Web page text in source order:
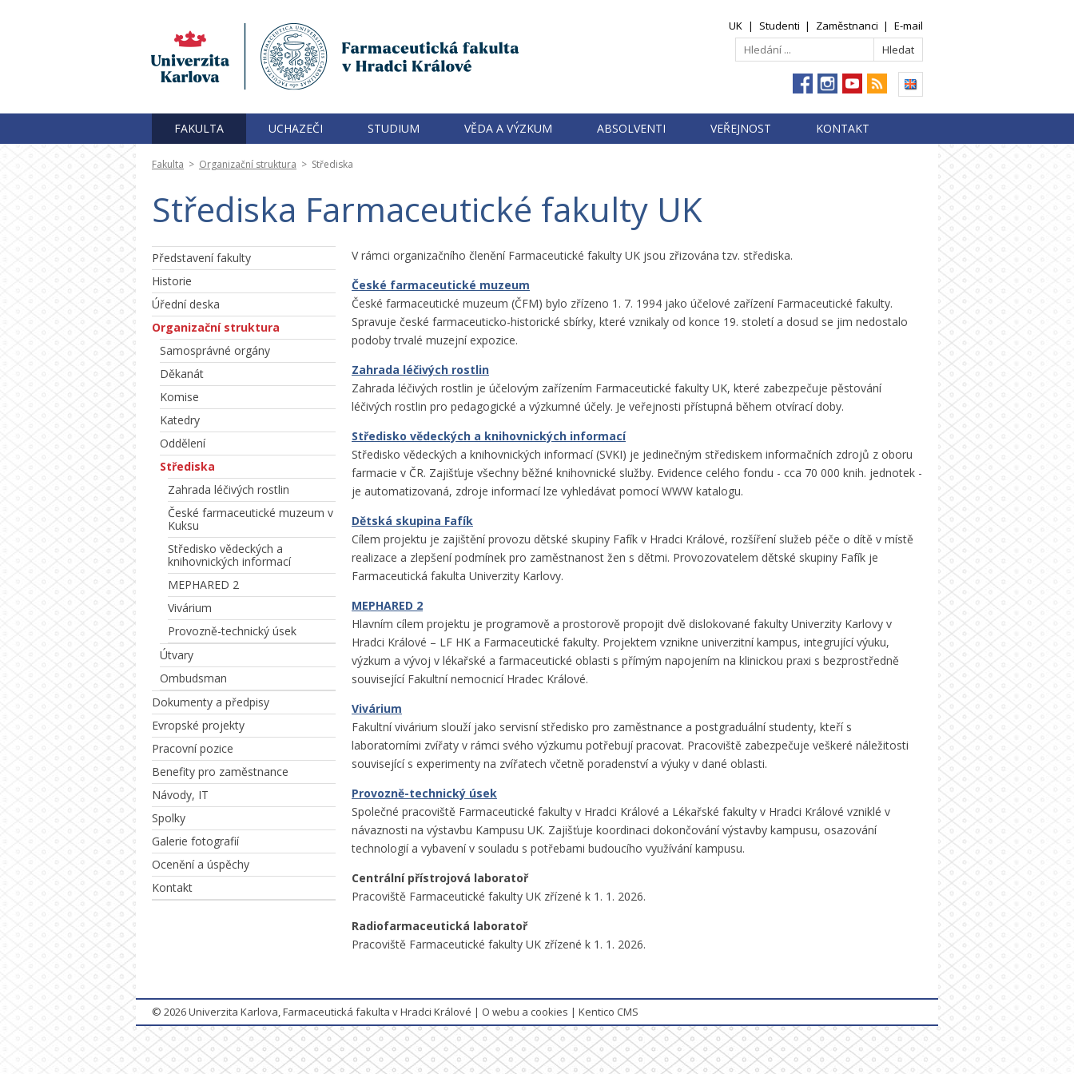
UK | Studenti | Zaměstnanci | E-mail
FAKULTA UCHAZEČI STUDIUM VĚDA A VÝZKUM ABSOLVENTI VEŘEJNOST KONTAKT
Fakulta > Organizační struktura > Střediska
Střediska Farmaceutické fakulty UK
Představení fakulty
Historie
Úřední deska
Organizační struktura
Samosprávné orgány
Děkanát
Komise
Katedry
Oddělení
Střediska
Zahrada léčivých rostlin
České farmaceutické muzeum v
Kuksu
Středisko vědeckých a
knihovnických informací
MEPHARED 2
Vivárium
Provozně-technický úsek
Útvary
Ombudsman
Dokumenty a předpisy
Evropské projekty
Pracovní pozice
Benefity pro zaměstnance
Návody, IT
Spolky
Galerie fotografií
Ocenění a úspěchy
Kontakt
V rámci organizačního členění Farmaceutické fakulty UK jsou zřizována tzv. střediska.
České farmaceutické muzeum
České farmaceutické muzeum (ČFM) bylo zřízeno 1. 7. 1994 jako účelové zařízení Farmaceutické fakulty.
Spravuje české farmaceuticko-historické sbírky, které vznikaly od konce 19. století a dosud se jim nedostalo
podoby trvalé muzejní expozice.
Zahrada léčivých rostlin
Zahrada léčivých rostlin je účelovým zařízením Farmaceutické fakulty UK, které zabezpečuje pěstování
léčivých rostlin pro pedagogické a výzkumné účely. Je veřejnosti přístupná během otvírací doby.
Středisko vědeckých a knihovnických informací
Středisko vědeckých a knihovnických informací (SVKI) je jedinečným střediskem informačních zdrojů z oboru
farmacie v ČR. Zajišťuje všechny běžné knihovnické služby. Evidence celého fondu - cca 70 000 knih. jednotek -
je automatizovaná, zdroje informací lze vyhledávat pomocí WWW katalogu.
Dětská skupina Fafík
Cílem projektu je zajištění provozu dětské skupiny Fafík v Hradci Králové, rozšíření služeb péče o dítě v místě
realizace a zlepšení podmínek pro zaměstnanost žen s dětmi. Provozovatelem dětské skupiny Fafík je
Farmaceutická fakulta Univerzity Karlovy.
MEPHARED 2
Hlavním cílem projektu je programově a prostorově propojit dvě dislokované fakulty Univerzity Karlovy v
Hradci Králové – LF HK a Farmaceutické fakulty. Projektem vznikne univerzitní kampus, integrující výuku,
výzkum a vývoj v lékařské a farmaceutické oblasti s přímým napojením na klinickou praxi s bezprostředně
související Fakultní nemocnicí Hradec Králové.
Vivárium
Fakultní vivárium slouží jako servisní středisko pro zaměstnance a postgraduální studenty, kteří s
laboratorními zvířaty v rámci svého výzkumu potřebují pracovat. Pracoviště zabezpečuje veškeré náležitosti
související s experimenty na zvířatech včetně poradenství a výuky v dané oblasti.
Provozně-technický úsek
Společné pracoviště Farmaceutické fakulty v Hradci Králové a Lékařské fakulty v Hradci Králové vzniklé v
návaznosti na výstavbu Kampusu UK. Zajišťuje koordinaci dokončování výstavby kampusu, osazování
technologií a vybavení v souladu s potřebami budoucího využívání kampusu.
Centrální přístrojová laboratoř
Pracoviště Farmaceutické fakulty UK zřízené k 1. 1. 2026.
Radiofarmaceutická laboratoř
Pracoviště Farmaceutické fakulty UK zřízené k 1. 1. 2026.
© 2026Univerzita Karlova, Farmaceutická fakulta v Hradci Králové | O webu a cookies | Kentico CMS